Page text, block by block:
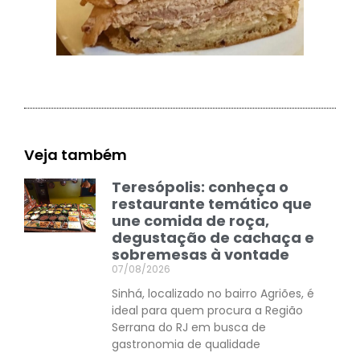
Veja também
Teresópolis: conheça o
restaurante temático que
une comida de roça,
degustação de cachaça e
sobremesas à vontade
07/08/2026
Sinhá, localizado no bairro Agriões, é
ideal para quem procura a Região
Serrana do RJ em busca de
gastronomia de qualidade